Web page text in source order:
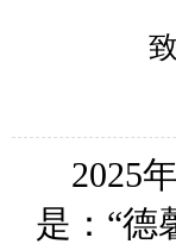
2025
是： “德